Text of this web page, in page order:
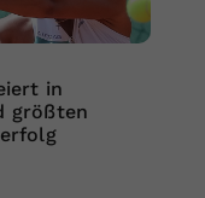
in
größten